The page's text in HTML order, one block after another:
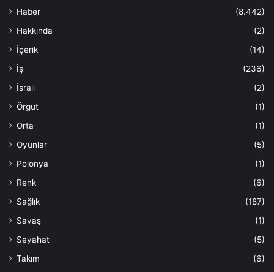
Haber
(8.442)
Hakkında
(2)
İçerik
(14)
İş
(236)
İsrail
(2)
Örgüt
(1)
Orta
(1)
Oyunlar
(5)
Polonya
(1)
Renk
(6)
Sağlık
(187)
Savaş
(1)
Seyahat
(5)
Takım
(6)